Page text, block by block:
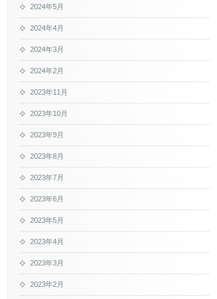
2024年5月
2024年4月
2024年3月
2024年2月
2023年11月
2023年10月
2023年9月
2023年8月
2023年7月
2023年6月
2023年5月
2023年4月
2023年3月
2023年2月